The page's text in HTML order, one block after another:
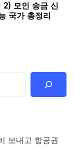
2) 모인 송금 신
국가 총정리
보내고 항공권